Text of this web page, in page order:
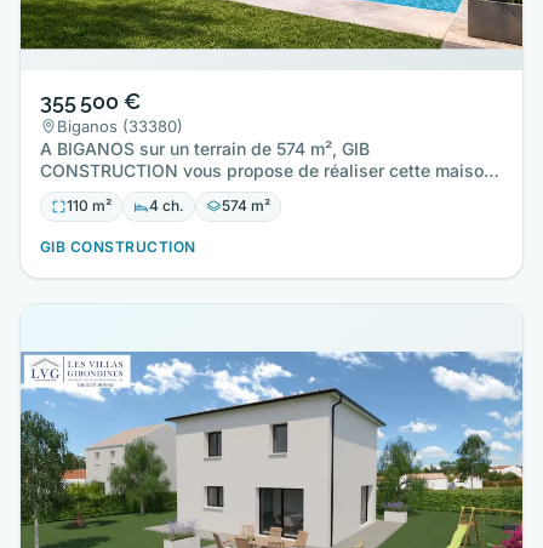
355 500 €
Biganos (33380)
A BIGANOS sur un terrain de 574 m², GIB
CONSTRUCTION vous propose de réaliser cette maison
neuve d'une surface de 110…
110 m² 4 ch. 574 m²
GIB CONSTRUCTION